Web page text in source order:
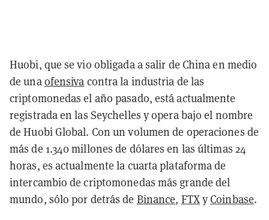
Huobi, que se vio obligada a salir de China en medio
de unaofensiva contra la industria de las
criptomonedas el año pasado, está actualmente
registrada en las Seychelles y opera bajo el nombre
de Huobi Global. Con un volumen de operaciones de
más de 1.340 millones de dólares en las últimas 24
horas, es actualmente la cuarta plataforma de
intercambio de criptomonedas más grande del
mundo, sólo por detrás de Binance, FTXyCoinbase.